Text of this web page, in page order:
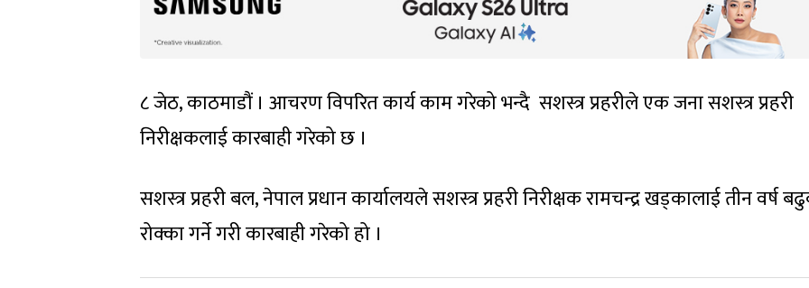
८ जेठ, काठमाडौं । आचरण विपरित कार्य काम गरेको भन्दै सशस्त्र प्रहरीले एक जना सशस्त्र प्रहरी
निरीक्षकलाई कारबाही गरेको छ ।
सशस्त्र प्रहरी बल, नेपाल प्रधान कार्यालयले सशस्त्र प्रहरी निरीक्षक रामचन्द्र खड्कालाई तीन वर्ष
रोक्का गर्ने गरी कारबाही गरेको हो ।